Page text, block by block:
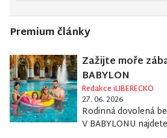
Premium články
Zažijte moře
BABYLON
Redakce iLIBERECKO
27. 06. 2026
Rodinná dovolená
V BABYLONU